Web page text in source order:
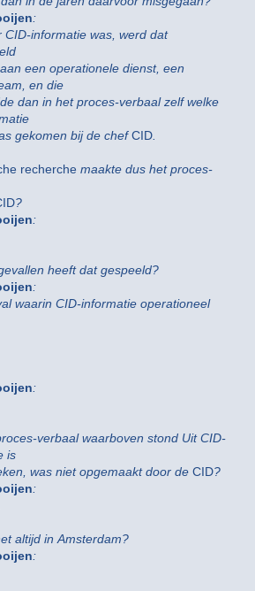
:
CID-informatie was, werd dat
een operationele dienst, een
en die
dan in het proces-verbaal zelf welke
gekomen bij de chefCID
recherche maakte dus het proces-
?
:
heeft dat gespeeld?
:
waarin CID-informatie operationeel
:
verbaal waarboven stond Uit CID-
is
was niet opgemaakt door de CID?
:
altijd in Amsterdam?
: